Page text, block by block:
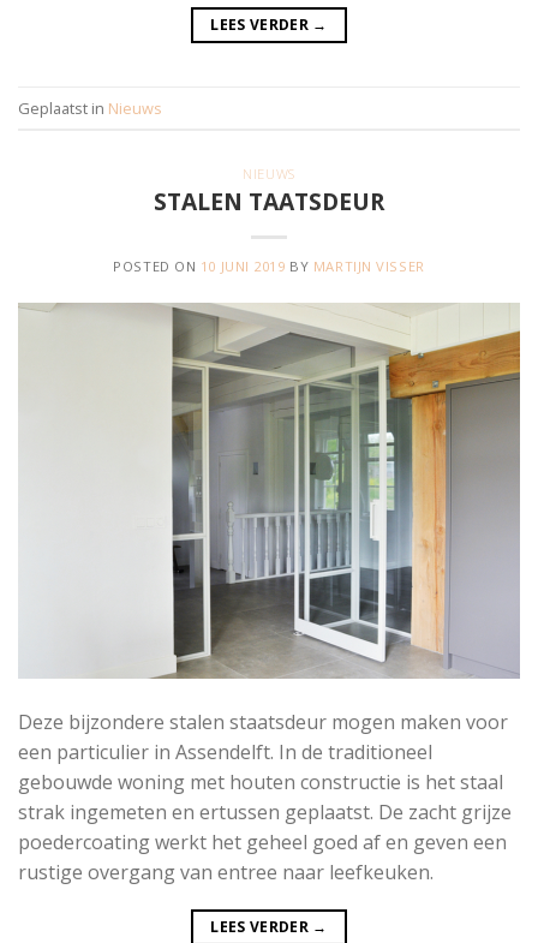
LEES VERDER →
Geplaatst in Nieuws
NIEUWS
STALEN TAATSDEUR
POSTED ON 10 JUNI 2019 BY MARTIJN VISSER
Deze bijzondere stalen staatsdeur mogen maken voor
een particulier in Assendelft. In de traditioneel
gebouwde woning met houten constructie is het staal
strak ingemeten en ertussen geplaatst. De zacht grijze
poedercoating werkt het geheel goed af en geven een
rustige overgang van entree naar leefkeuken.
LEES VERDER →